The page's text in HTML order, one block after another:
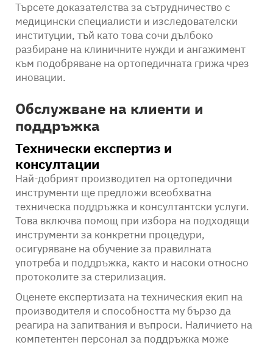
Търсете доказателства за сътрудничество с
медицински специалисти и изследователски
институции, тъй като това сочи дълбоко
разбиране на клиничните нужди и ангажимент
към подобряване на ортопедичната грижа чрез
иновации.
Обслужване на клиенти и
поддръжка
Технически експертиз и
консултации
Най-добрият производител на ортопедични
инструменти ще предложи всеобхватна
техническа поддръжка и консултантски услуги.
Това включва помощ при избора на подходящи
инструменти за конкретни процедури,
осигуряване на обучение за правилната
употреба и поддръжка, както и насоки относно
протоколите за стерилизация.
Оценете експертизата на техническия екип на
производителя и способността му бързо да
реагира на запитвания и въпроси. Наличието на
компетентен персонал за поддръжка може